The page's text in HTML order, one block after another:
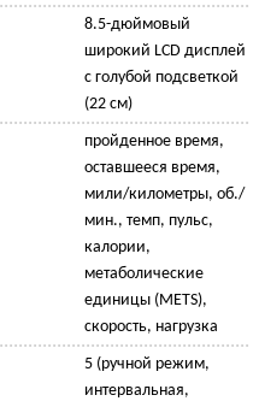
8.5-дюймовый
широкий LCD дисплей
с голубой подсветкой
(22 см)
пройденное время,
оставшееся время,
мили/километры, об./
мин., темп, пульс,
калории,
метаболические
единицы (METS),
скорость, нагрузка
5 (ручной режим,
интервальная,